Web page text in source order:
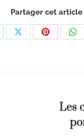
Partager cet article
Les